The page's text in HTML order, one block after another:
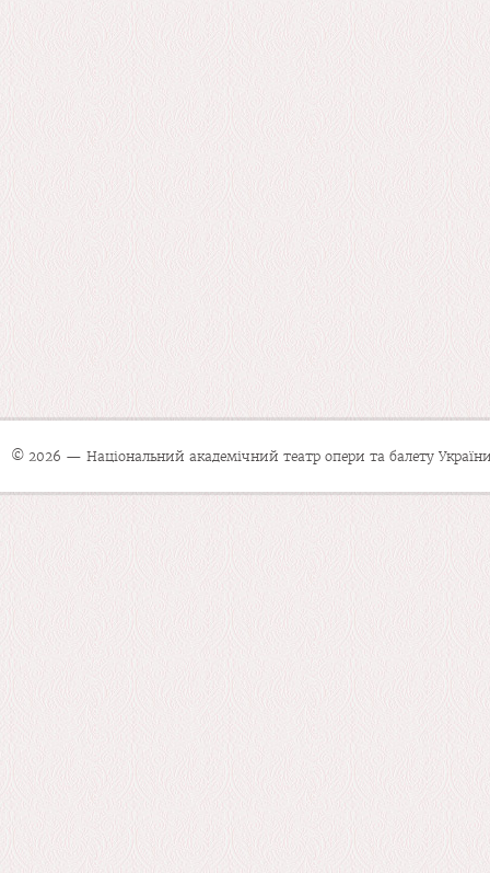
© 2026 — Національний академічний театр опери та балету